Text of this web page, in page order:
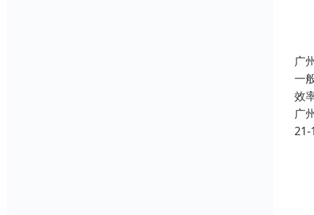
广
一
效
广
21-